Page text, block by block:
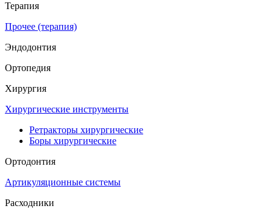
Терапия
Прочее (терапия)
Эндодонтия
Ортопедия
Хирургия
Хирургические инструменты
Ретракторы хирургические
Боры хирургические
Ортодонтия
Артикуляционные системы
Расходники